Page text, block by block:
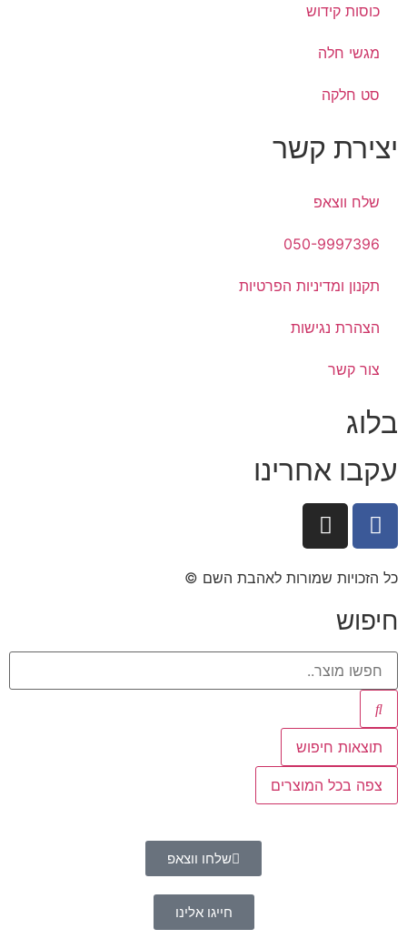
כוסות קידוש
מגשי חלה
סט חלקה
יצירת קשר
שלח ווצאפ
050-9997396
תקנון ומדיניות הפרטיות
הצהרת נגישות
צור קשר
בלוג
עקבו אחרינו
כל הזכויות שמורות לאהבת השם ©​
חיפוש
תוצאות חיפוש
צפה בכל המוצרים
שלחו ווצאפ
חייגו אלינו